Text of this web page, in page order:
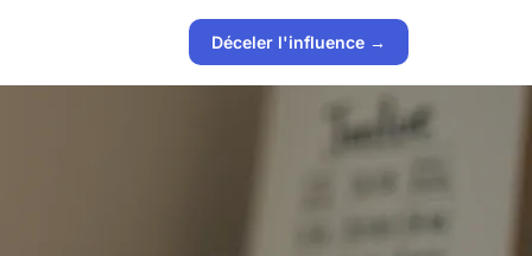
Déceler l'influence →